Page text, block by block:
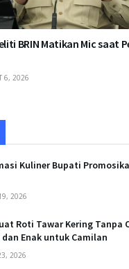
BRIN Matikan Mic saat
6, 2026
Kuliner Bupati
2026
Roti Tawar Kering Tanpa
dan Enak untuk Camilan
2026